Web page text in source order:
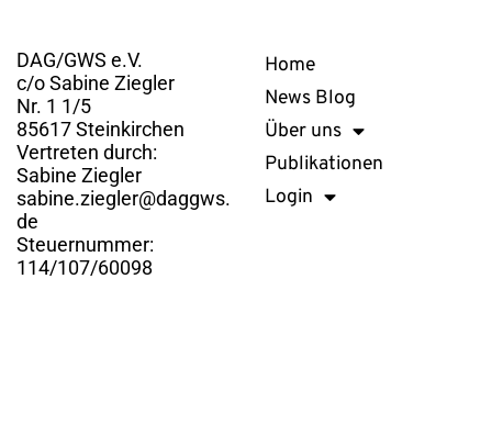
DAG/GWS e.V.
c/o Sabine Ziegler
Nr. 1 1/5
85617 Steinkirchen
Vertreten durch:
Sabine Ziegler
sabine.ziegler@daggws.
de
Steuernummer:
114/107/60098
Home
News Blog
Über uns
Publikationen
Login